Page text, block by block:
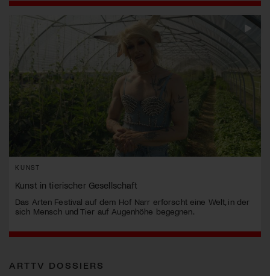
KUNST
Kunst in tierischer Gesellschaft
Das Arten Festival auf dem Hof Narr erforscht eine Welt, in der
sich Mensch und Tier auf Augenhöhe begegnen.
ARTTV DOSSIERS